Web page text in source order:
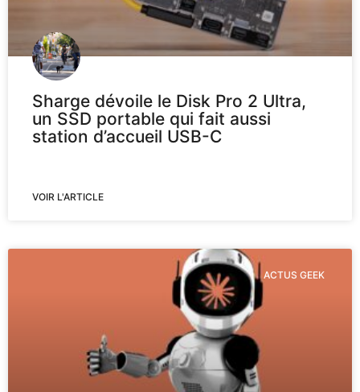
Sharge dévoile le Disk Pro 2 Ultra,
un SSD portable qui fait aussi
station d’accueil USB-C
VOIR L'ARTICLE
ACTUS GEEK